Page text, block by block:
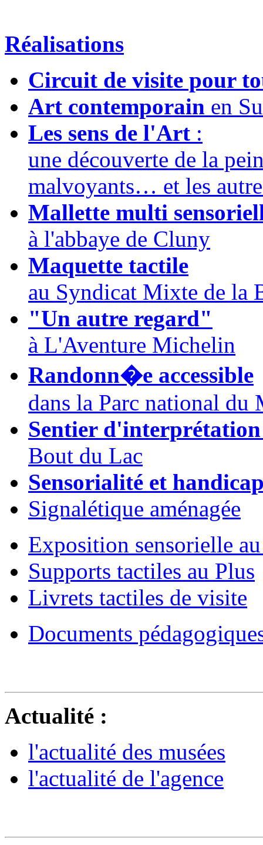
Réalisations
Circuit de visite pour
Art contemporain en
Les sens de l'Art :
une découverte de la
malvoyants… et les
Mallette multi
à l'abbaye de Cluny
Maquette tactile
au Syndicat Mixte de la
"Un autre regard"
à L'Aventure Michelin
Randonn�e accessible
dans la Parc national du
Sentier d'interprétation
Bout du Lac
Sensorialité et
Signalétique aménagée
Exposition sensorielle
Supports tactiles au Plus
Livrets tactiles de visite
Documents
Actualité :
l'actualité des musées
l'actualité de l'agence